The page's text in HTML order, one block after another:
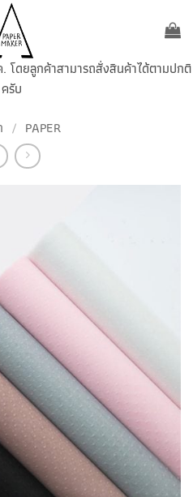
ดยลูกค้าสามารถสั่งสินค้าได้ตามปกติ
ครับ
/ PAPER